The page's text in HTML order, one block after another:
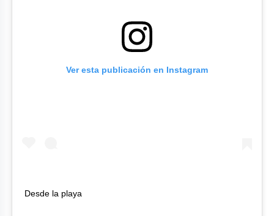
Ver esta publicación en Instagram
Desde la playa